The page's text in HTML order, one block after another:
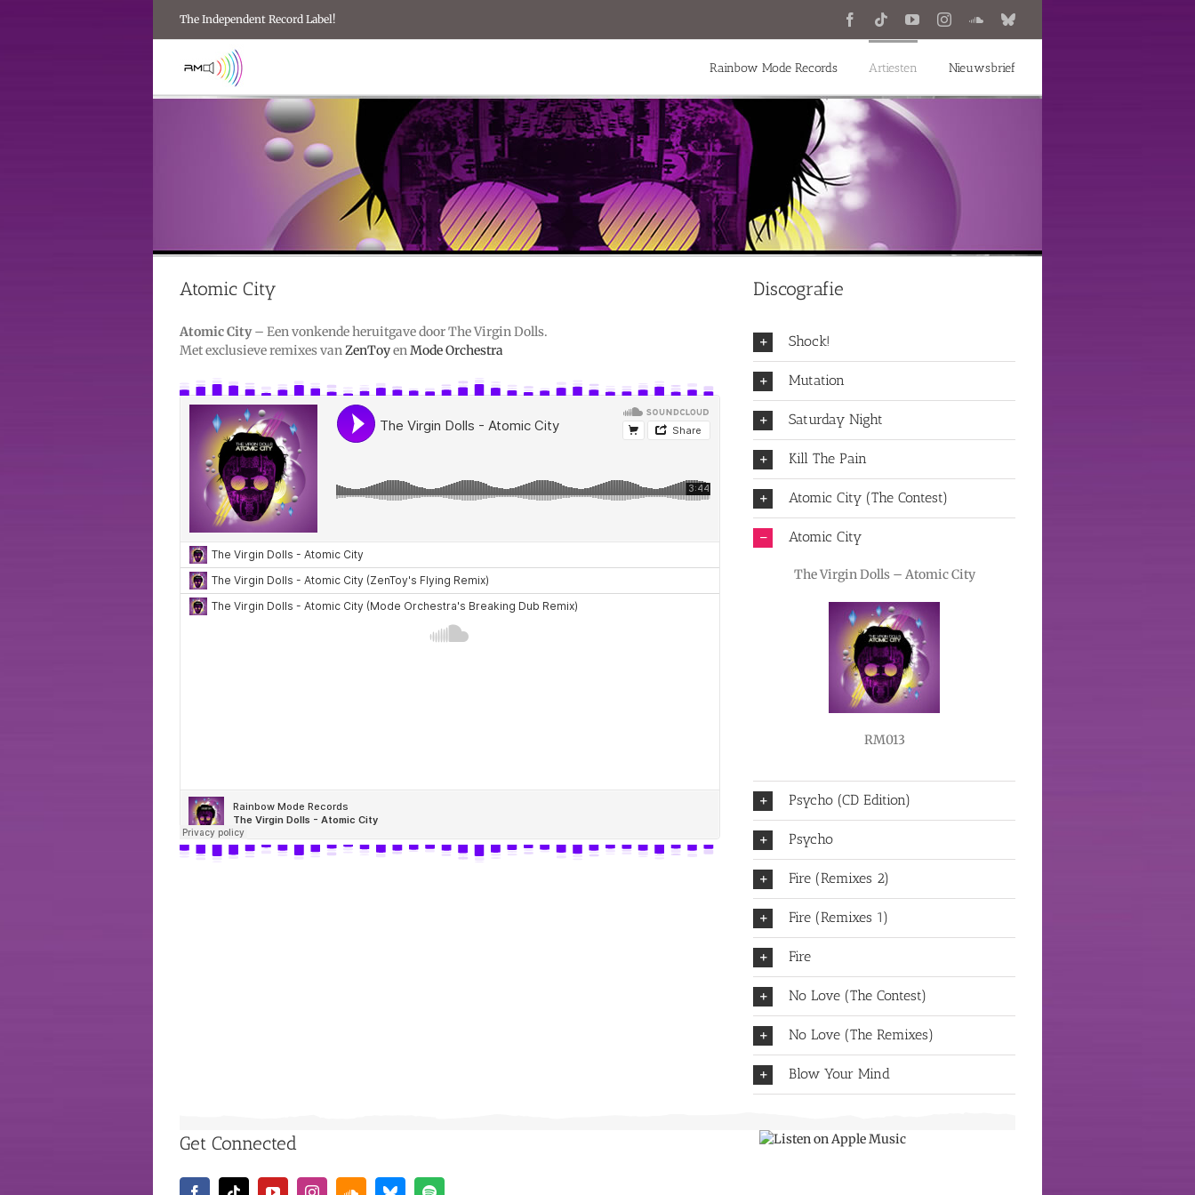
The Independent Record Label! Facebook
TiktokYouTubeInstagramSoundCloud
Bluesky
Rainbow Mode Records Artiesten Nieuwsbrief
Atomic City
Atomic City– Een vonkende heruitgave door The Virgin Dolls.
Met exclusieve remixes vanZenToyenMode Orchestra
Discografie
Shock!
Mutation
Saturday Night
Kill The Pain
Atomic City (The Contest)
Atomic City
The Virgin Dolls – Atomic City
RM013
Psycho (CD Edition)
Psycho
Fire (Remixes 2)
Fire (Remixes 1)
Fire
No Love (The Contest)
No Love (The Remixes)
Blow Your Mind
Get Connected